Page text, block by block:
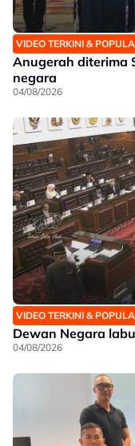
VIDEO TERKINI &
Anugerah diterima
negara
04/08/2026
VIDEO TERKINI &
Dewan Negara
04/08/2026